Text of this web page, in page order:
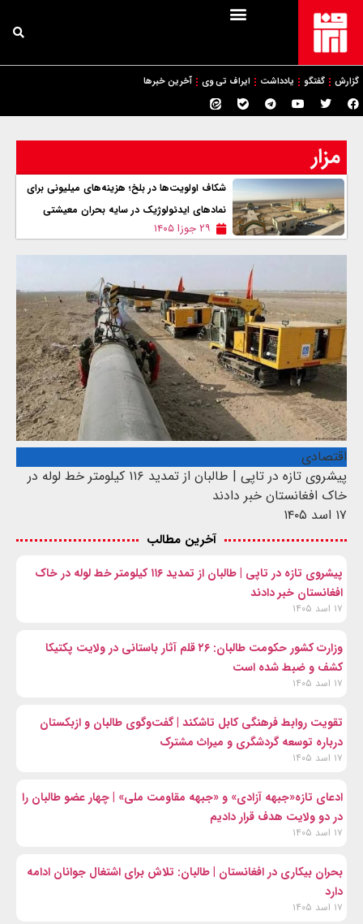
گزارش گفتگو یادداشت ایراف تی وی آخرین خبرها
مزار
شکاف اولویت‌ها در بلخ؛ هزینه‌های میلیونی برای
نمادهای ایدئولوژیک در سایه بحران معیشتی
۲۹ جوزا ۱۴۰۵
اقتصادی
پیشروی تازه در تاپی | طالبان از تمدید ۱۱۶ کیلومتر خط لوله در
خاک افغانستان خبر دادند
۱۷ اسد ۱۴۰۵
آخرین مطالب
پیشروی تازه در تاپی | طالبان از تمدید ۱۱۶ کیلومتر خط لوله در خاک
افغانستان خبر دادند
۱۷ اسد ۱۴۰۵
وزارت کشور حکومت طالبان: ۲۶ قلم آثار باستانی در ولایت پکتیکا
کشف و ضبط شده است
۱۷ اسد ۱۴۰۵
تقویت روابط فرهنگی کابل تاشکند | گفت‌وگوی طالبان و ازبکستان
درباره توسعه گردشگری و میراث مشترک
۱۷ اسد ۱۴۰۵
ادعای تازه«جبهه آزادی» و «جبهه مقاومت ملی» | چهار عضو طالبان را
در دو ولایت هدف قرار دادیم
۱۷ اسد ۱۴۰۵
بحران بیکاری در افغانستان | طالبان: تلاش برای اشتغال جوانان ادامه
دارد
۱۷ اسد ۱۴۰۵